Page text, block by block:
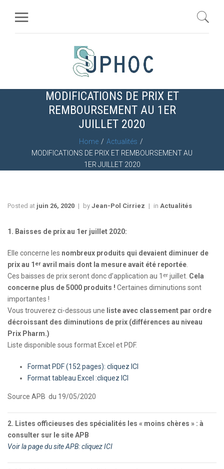
MODIFICATIONS DE PRIX ET
REMBOURSEMENT AU 1ER
JUILLET 2020
Home
Actualités
MODIFICATIONS DE PRIX ET REMBOURSEMENT AU
1ER JUILLET 2020
Posted at juin 26, 2020 by Jean-Pol Cirriez in Actualités
1. Baisses de prix au 1er juillet 2020:
Elle concerne les nombreux produits qui devaient diminuer de
prix au 1 er avril mais dont la mesure avait été reportée
Ces baisses de prix seront donc d’application au 1 er juillet. Cela
concerne plus de 5000 produits ! Certaines diminutions sont
importantes !
Vous trouverez ci-dessous une liste avec classement par ordre
décroissant des diminutions de prix (différences au niveau
Prix Pharm.)
Liste disponible sous format Excel et PDF.
Format PDF (152 pages): cliquez ICI
Format tableau Excel :cliquez ICI
Source APB du 19/05/2020
2. Listes officieuses des spécialités les « moins chères » : à
consulter sur le site APB
Voir la page du site APB: cliquez ICI